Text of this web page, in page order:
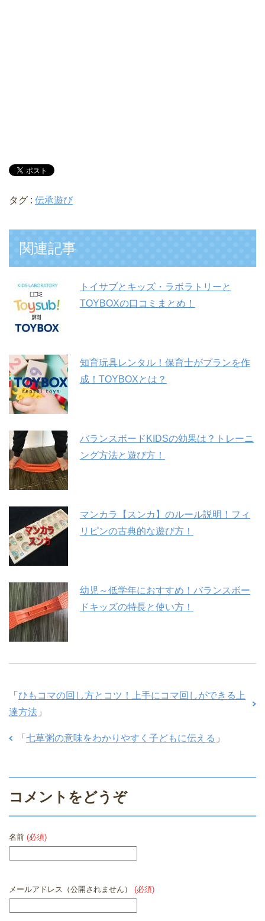
タグ : 伝承遊び
関連記事
トイサブとキッズ・ラボラトリーと
TOYBOXの口コミまとめ！
知育玩具レンタル！保育士がプランを作
成！TOYBOXとは？
バランスボードKIDSの効果は？トレーニ
ング方法と遊び方！
マンカラ【スンカ】のルール説明！フィ
リピンの古典的な遊び方！
幼児～低学年におすすめ！バランスボー
ドキッズの特長と使い方！
「 ひもコマの回し方とコツ！上手にコマ回しができる上
達方法 」
「 七草粥の意味をわかりやすく子どもに伝える 」
コメントをどうぞ
名前 (必須)
メールアドレス（公開されません） (必須)